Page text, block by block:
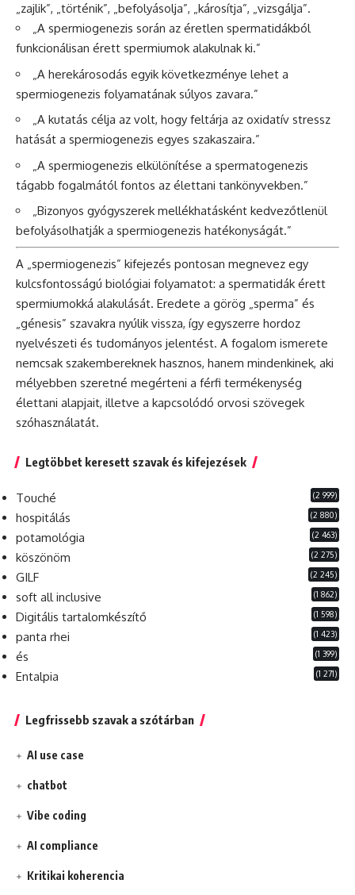
„zajlik”, „történik”, „befolyásolja”, „károsítja”, „vizsgálja”.
„A spermiogenezis során az éretlen spermatidákból
funkcionálisan érett spermiumok alakulnak ki.”
„A herekárosodás egyik következménye lehet a
spermiogenezis folyamatának súlyos zavara.”
„A kutatás célja az volt, hogy feltárja az oxidatív stressz
hatását a spermiogenezis egyes szakaszaira.”
„A spermiogenezis elkülönítése a spermatogenezis
tágabb fogalmától fontos az élettani tankönyvekben.”
„Bizonyos gyógyszerek mellékhatásként kedvezőtlenül
befolyásolhatják a spermiogenezis hatékonyságát.”
A „spermiogenezis” kifejezés pontosan megnevez egy
kulcsfontosságú biológiai folyamatot: a spermatidák érett
spermiumokká alakulását. Eredete a görög „sperma” és
„génesis” szavakra nyúlik vissza, így egyszerre hordoz
nyelvészeti és tudományos jelentést. A fogalom ismerete
nemcsak szakembereknek hasznos, hanem mindenkinek, aki
mélyebben szeretné megérteni a férfi termékenység
élettani alapjait, illetve a kapcsolódó orvosi szövegek
szóhasználatát.
Legtöbbet keresett szavak és kifejezések
Touché (2 999)
hospitálás (2 880)
potamológia (2 463)
köszönöm (2 275)
GILF (2 245)
soft all inclusive (1 862)
Digitális tartalomkészítő (1 598)
panta rhei (1 423)
és (1 399)
Entalpia (1 271)
Legfrissebb szavak a szótárban
AI use case
chatbot
Vibe coding
AI compliance
Kritikai koherencia